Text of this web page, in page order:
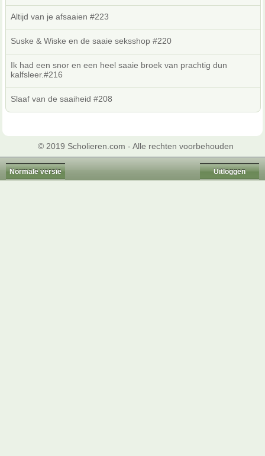
Altijd van je afsaaien #223
Suske & Wiske en de saaie seksshop #220
Ik had een snor en een heel saaie broek van prachtig dun
kalfsleer.#216
Slaaf van de saaiheid #208
© 2019 Scholieren.com - Alle rechten voorbehouden
Normale versie Uitloggen